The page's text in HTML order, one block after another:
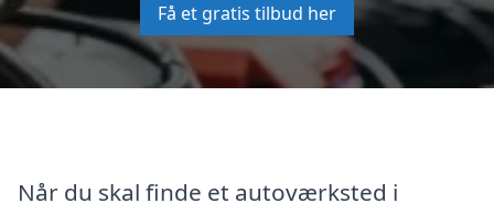
Få et gratis tilbud her
Når du skal finde et autoværksted i